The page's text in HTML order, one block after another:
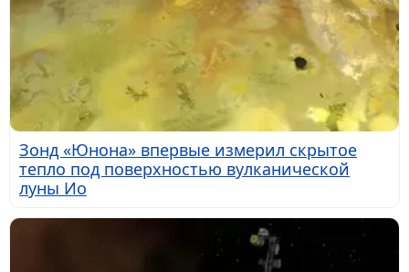
Зонд «Юнона» впервые измерил скрытое
тепло под поверхностью вулканической
луны Ио